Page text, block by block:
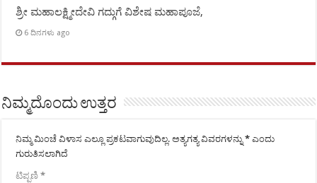
ಶ್ರೀ ಮಹಾಲಕ್ಷ್ಮೀದೇವಿ ಗದ್ಗುಗೆ ವಿಶೇಷ ಮಹಾಪೂಜೆ,
6 ದಿನಗಳು ago
ನಿಮ್ಮದೊಂದು ಉತ್ತರ
ನಿಮ್ಮ ಮಿಂಚೆ ವಿಳಾಸ ಎಲ್ಲೂ ಪ್ರಕಟವಾಗುವುದಿಲ್ಲ. ಅತ್ಯಗತ್ಯ ವಿವರಗಳನ್ನು* ಎಂದು
ಗುರುತಿಸಲಾಗಿದೆ
ಟಿಪ್ಪಣಿ*